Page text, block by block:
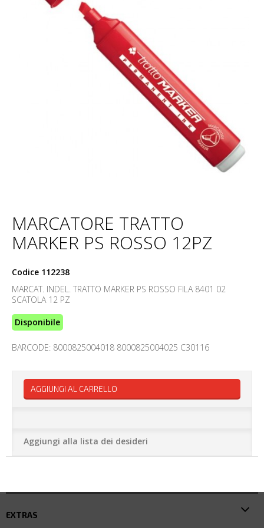
MARCATORE TRATTO
MARKER PS ROSSO 12PZ
Codice 112238
MARCAT. INDEL. TRATTO MARKER PS ROSSO FILA 8401 02
SCATOLA 12 PZ
Disponibile
BARCODE: 8000825004018 8000825004025 C30116
AGGIUNGI AL CARRELLO
Aggiungi alla lista dei desideri
EXTRAS